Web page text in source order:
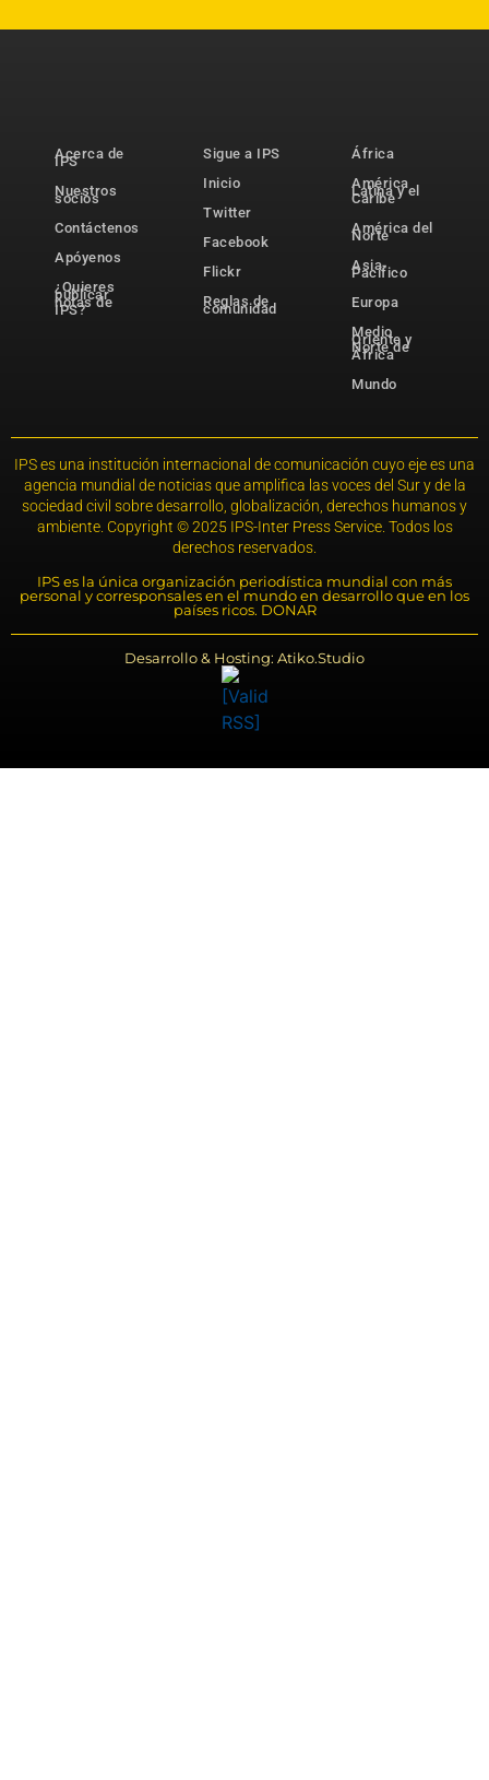
Acerca de
IPS
Nuestros
socios
Contáctenos
Apóyenos
¿Quieres
publicar
notas de
IPS?
Sigue a IPS
Inicio
Twitter
Facebook
Flickr
Reglas de
comunidad
África
América
Latina y el
Caribe
América del
Norte
Asia-
Pacífico
Europa
Medio
Oriente y
Norte de
África
Mundo
IPS es una institución internacional de comunicación cuyo eje es una
agencia mundial de noticias que amplifica las voces del Sur y de la
sociedad civil sobre desarrollo, globalización, derechos humanos y
ambiente. Copyright © 2025 IPS-Inter Press Service. Todos los
derechos reservados.
IPS es la única organización periodística mundial con más
personal y corresponsales en el mundo en desarrollo que en los
países ricos. DONAR
Desarrollo & Hosting: Atiko.Studio